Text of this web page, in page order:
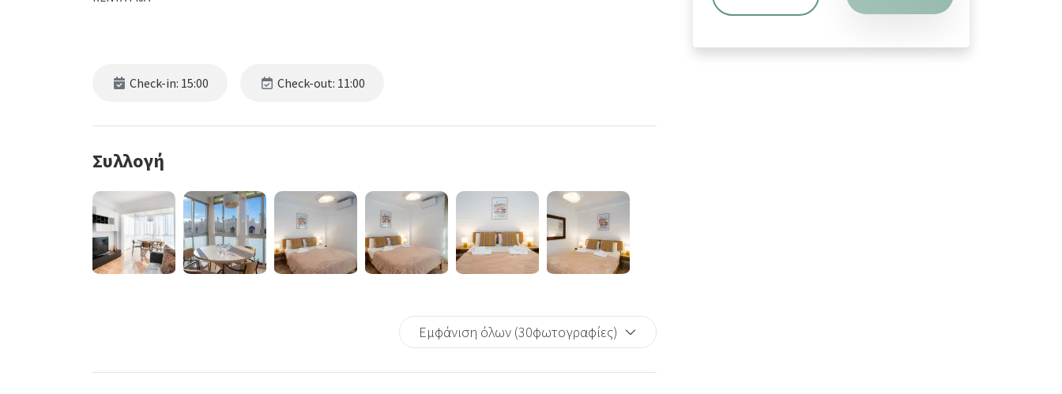
Check-in: 15:00 Check-out: 11:00
Συλλογή
Εμφάνιση όλων (30φωτογραφίες)